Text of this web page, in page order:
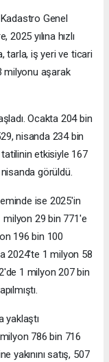
Genel
yılına hızlı
tarla, iş yeri ve ticari
milyonu aşarak
Ocakta 204 bin
nisanda 234 bin
etkisiyle 167
nisanda görüldü.
ise 2025'in
milyon 29 bin 771'e
196 bin 100
2024'te 1 milyon 58
1 milyon 207 bin
yaklaştı
786 bin 716
yakınını satış, 507